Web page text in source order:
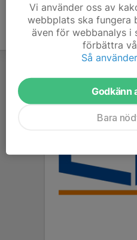
Vi använder oss av
webbplats ska fungera
även för webbanalys i
förbättra
Så
Godkänn
Bara